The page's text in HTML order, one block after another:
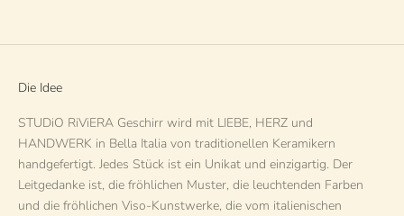
Die Idee
STUDiO RiViERA Geschirr wird mit LIEBE, HERZ und
HANDWERK in Bella Italia von traditionellen Keramikern
handgefertigt. Jedes Stück ist ein Unikat und einzigartig. Der
Leitgedanke ist, die fröhlichen Muster, die leuchtenden Farben
und die fröhlichen Viso-Kunstwerke, die vom italienischen